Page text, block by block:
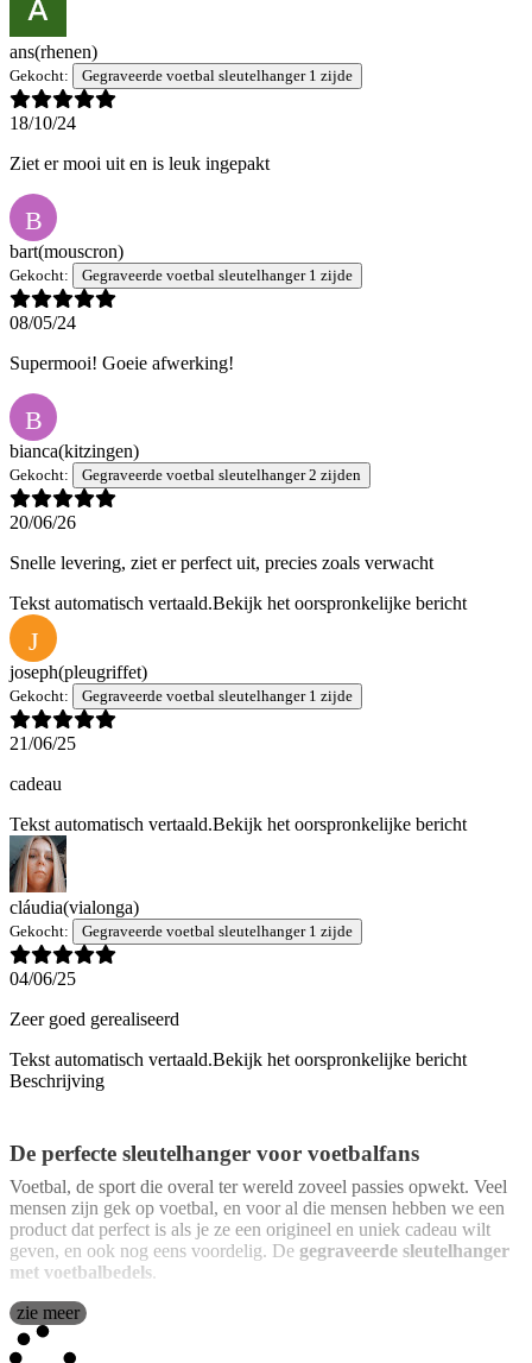
ans(rhenen)
Gekocht: Gegraveerde voetbal sleutelhanger 1 zijde
18/10/24
Ziet er mooi uit en is leuk ingepakt
B
bart(mouscron)
Gekocht: Gegraveerde voetbal sleutelhanger 1 zijde
08/05/24
Supermooi! Goeie afwerking!
B
bianca(kitzingen)
Gekocht: Gegraveerde voetbal sleutelhanger 2 zijden
20/06/26
Snelle levering, ziet er perfect uit, precies zoals verwacht
Tekst automatisch vertaald.Bekijk het oorspronkelijke bericht
J
joseph(pleugriffet)
Gekocht: Gegraveerde voetbal sleutelhanger 1 zijde
21/06/25
cadeau
Tekst automatisch vertaald.Bekijk het oorspronkelijke bericht
cláudia(vialonga)
Gekocht: Gegraveerde voetbal sleutelhanger 1 zijde
04/06/25
Zeer goed gerealiseerd
Tekst automatisch vertaald.Bekijk het oorspronkelijke bericht
Beschrijving
De perfecte sleutelhanger voor voetbalfans
Voetbal, de sport die overal ter wereld zoveel passies opwekt. Veel
mensen zijn gek op voetbal, en voor al die mensen hebben we een
product dat perfect is als je ze een origineel en uniek cadeau wilt
geven, en ook nog eens voordelig. De gegraveerde sleutelhanger
met voetbalbedels.
Deze bedels zijn
met voetbal. Meer bepaald bevat de sleutelhanger de volgende
bedels: een
zie meer